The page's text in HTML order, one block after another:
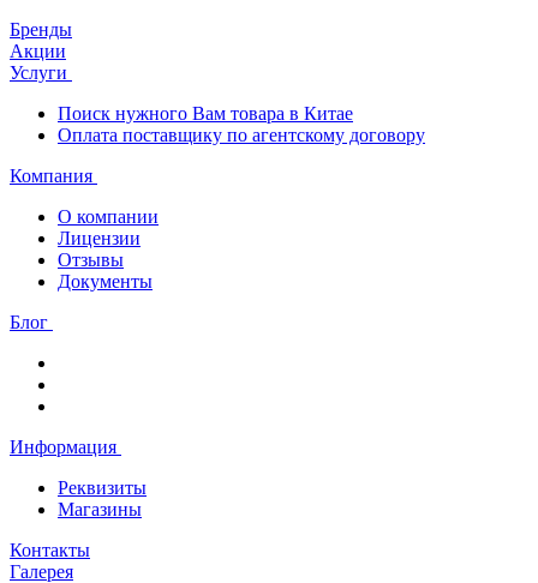
Бренды
Акции
Услуги
Поиск нужного Вам товара в Китае
Оплата поставщику по агентскому договору
Компания
О компании
Лицензии
Отзывы
Документы
Блог
Информация
Реквизиты
Магазины
Контакты
Галерея